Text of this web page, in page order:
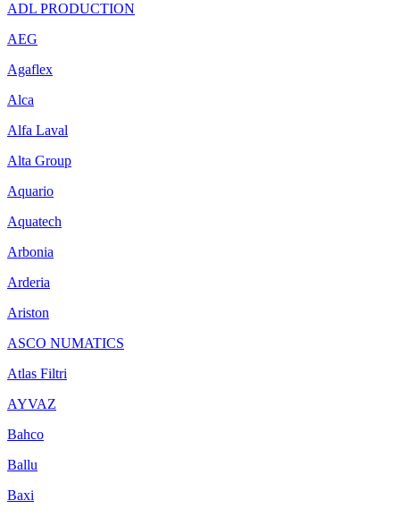
ADL PRODUCTION
AEG
Agaflex
Alca
Alfa Laval
Alta Group
Aquario
Aquatech
Arbonia
Arderia
Ariston
ASCO NUMATICS
Atlas Filtri
AYVAZ
Bahco
Ballu
Baxi